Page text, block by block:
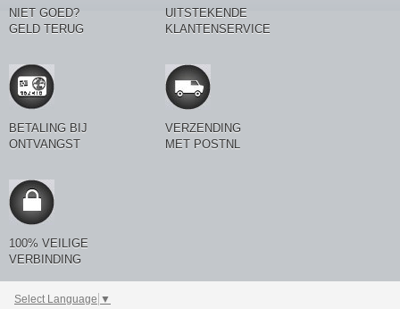
NIET GOED?
GELD TERUG
UITSTEKENDE
KLANTENSERVICE
BETALING BIJ
ONTVANGST
VERZENDING
MET POSTNL
100% VEILIGE
VERBINDING
Select Language ▼